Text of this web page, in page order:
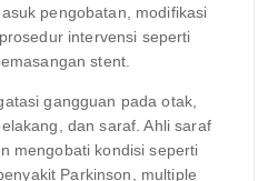
pengobatan, modifikasi
intervensi seperti
stent.
gangguan pada otak,
dan saraf. Ahli saraf
mengobati kondisi seperti
Parkinson, multiple